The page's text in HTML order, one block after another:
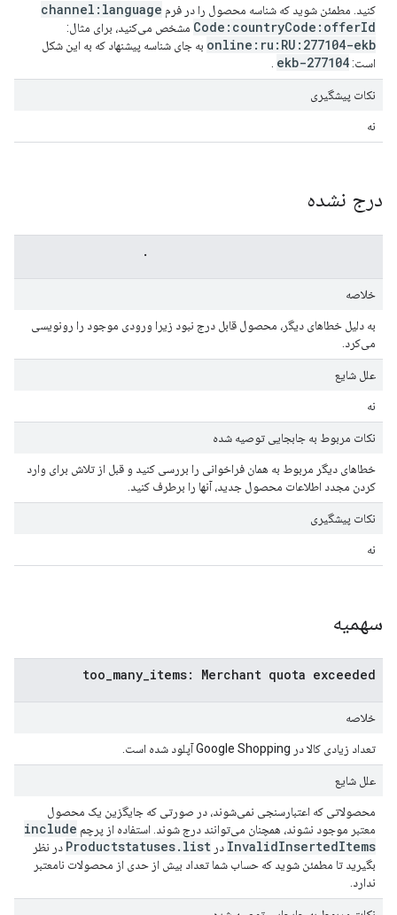
کنید. مطمئن شوید که شناسه محصول را در فرم channel:language
Code:countryCode:offerId مشخص می‌کنید، برای مثال:
online:ru:RU:277104-ekb به جای شناسه پیشنهاد که به این شکل
است:277104-ekb
نکات پیشگیری
نه
درج نشده
خلاصه
به دلیل خطاهای دیگر، محصول قابل درج نبود زیرا ورودی موجود را رونویسی
می‌کرد.
علل شایع
نه
نکات مربوط به جابجایی توصیه شده
خطاهای دیگر مربوط به همان فراخوانی را بررسی کنید و قبل از تلاش برای وارد
کردن مجدد اطلاعات محصول جدید، آنها را برطرف کنید.
نکات پیشگیری
نه
سهمیه
too_many_items: Merchant quota exceeded
خلاصه
تعداد زیادی کالا در Google Shopping آپلود شده است.
علل شایع
محصولاتی که اعتبارسنجی نمی‌شوند، در صورتی که جایگزین یک محصول
معتبر موجود نشوند، همچنان می‌توانند درج شوند. استفاده از پرچم include
InvalidInsertedItems در Productstatuses. list
در نظر
بگیرید تا مطمئن شوید که حساب شما تعداد بیش از حدی از محصولات نامعتبر
ندارد.